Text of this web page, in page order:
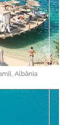
Albânia